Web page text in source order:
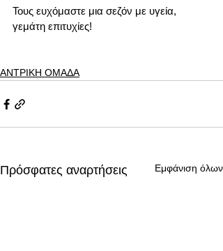
Τους ευχόμαστε μια σεζόν με υγεία,
γεμάτη επιτυχίες!
ΑΝΤΡΙΚΗ ΟΜΑΔΑ
Πρόσφατες αναρτήσεις Εμφάνιση όλων